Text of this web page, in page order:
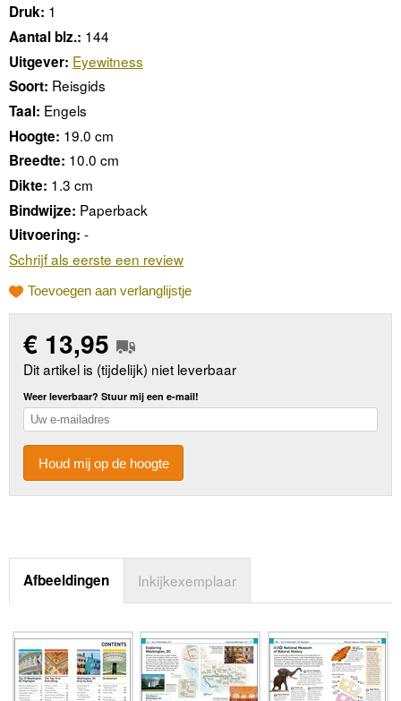
Druk: 1
Aantal blz.: 144
Uitgever: Eyewitness
Soort: Reisgids
Taal: Engels
Hoogte: 19.0 cm
Breedte: 10.0 cm
Dikte: 1.3 cm
Bindwijze: Paperback
Uitvoering: -
Schrijf als eerste een review
Toevoegen aan verlanglijstje
€ 13,95
Dit artikel is (tijdelijk) niet leverbaar
Weer leverbaar? Stuur mij een e-mail!
Houd mij op de hoogte
Afbeeldingen Inkijkexemplaar